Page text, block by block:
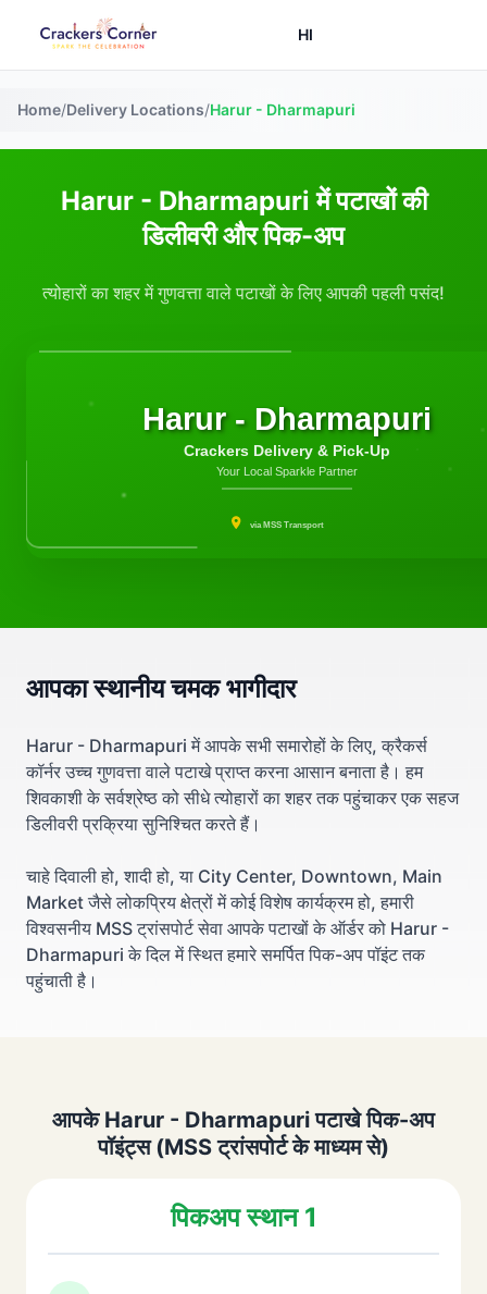
HI
Home/Delivery Locations/Harur - Dharmapuri
Harur - Dharmapuri में पटाखों की
डिलीवरी और पिक-अप
त्योहारों का शहर में गुणवत्ता वाले पटाखों के लिए आपकी पहली पसंद!
Harur - Dharmapuri
Crackers Delivery & Pick-Up
Your Local Sparkle Partner
via MSS Transport
आपका स्थानीय चमक भागीदार
Harur - Dharmapuri में आपके सभी समारोहों के लिए, क्रैकर्स
कॉर्नर उच्च गुणवत्ता वाले पटाखे प्राप्त करना आसान बनाता है। हम
शिवकाशी के सर्वश्रेष्ठ को सीधे त्योहारों का शहर तक पहुंचाकर एक सहज
डिलीवरी प्रक्रिया सुनिश्चित करते हैं।
चाहे दिवाली हो, शादी हो, या City Center, Downtown, Main
Market जैसे लोकप्रिय क्षेत्रों में कोई विशेष कार्यक्रम हो, हमारी
विश्वसनीय MSS ट्रांसपोर्ट सेवा आपके पटाखों के ऑर्डर को Harur -
Dharmapuri के दिल में स्थित हमारे समर्पित पिक-अप पॉइंट तक
पहुंचाती है।
आपके Harur - Dharmapuri पटाखे पिक-अप
पॉइंट्स (MSS ट्रांसपोर्ट के माध्यम से)
पिकअप स्थान 1